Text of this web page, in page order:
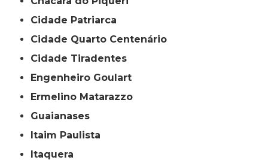
Cidade Patriarca
Cidade Quarto Centenário
Cidade Tiradentes
Engenheiro Goulart
Ermelino Matarazzo
Guaianases
Itaim Paulista
Itaquera